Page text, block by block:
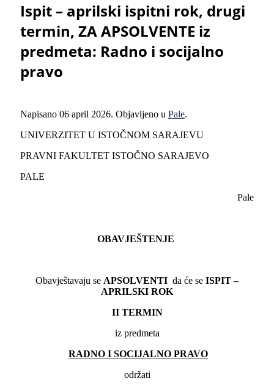
Ispit – aprilski ispitni rok, drugi
termin, ZA APSOLVENTE iz
predmeta: Radno i socijalno
pravo
Napisano 06 april 2026. Objavljeno u Pale.
UNIVERZITET U ISTOČNOM SARAJEVU
PRAVNI FAKULTET ISTOČNO SARAJEVO
PALE
Pale
OBAVJEŠTENJE
Obavještavaju se APSOLVENTI da će se ISPIT –
APRILSKI ROK
II TERMIN
iz predmeta
RADNO I SOCIJALNO PRAVO
održati